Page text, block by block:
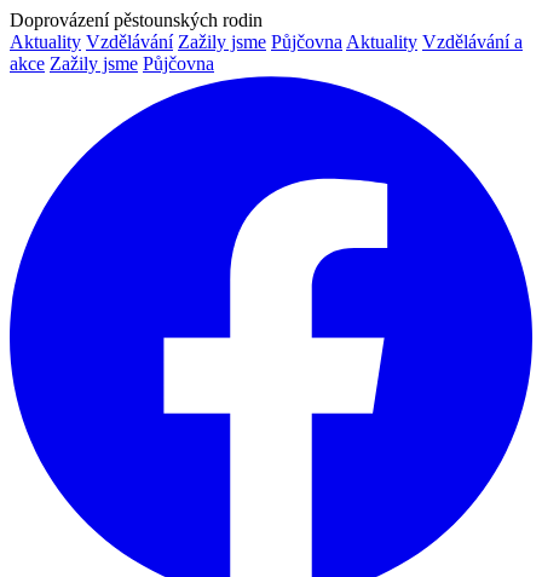
Doprovázení pěstounských rodin
Aktuality Vzdělávání Zažily jsme Půjčovna Aktuality Vzdělávání a
akce Zažily jsme Půjčovna